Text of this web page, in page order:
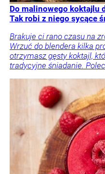
Do malinowego koktajlu
Tak robi z niego sycące
Brakuje ci rano czasu na
Wrzuć do blendera kilka
otrzymasz gęsty koktajl,
tradycyjne śniadanie.